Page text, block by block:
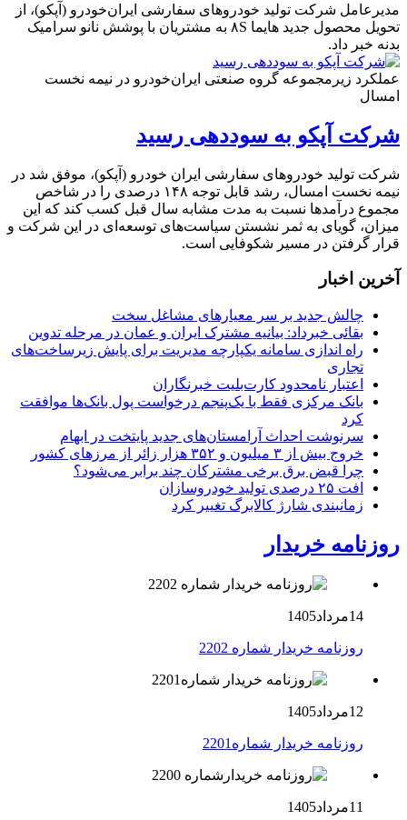
مدیرعامل شرکت تولید خودروهای سفارشی ایران‌خودرو (آپکو)، از
تحویل محصول جدید هایما ۸S به مشتریان با پوشش نانو سرامیک
بدنه خبر داد.
عملکرد زیرمجموعه گروه صنعتی ایران‌خودرو در نیمه نخست
امسال
شرکت آپکو به سوددهی رسید
شرکت تولید خودروهای سفارشی ایران خودرو (آپکو)، موفق شد در
نیمه نخست امسال، رشد قابل توجه ۱۴۸ درصدی را در شاخص
مجموع درآمدها نسبت به مدت مشابه سال قبل کسب کند که این
میزان، گویای به ثمر نشستن سیاست‌های توسعه‌ای در این شرکت و
قرار گرفتن در مسیر شکوفایی است.
آخرین اخبار
چالش جدید بر سر معیارهای مشاغل سخت
بقائی خبرداد: بیانیه مشترک ایران و عمان در مرحله تدوین
راه اندازی سامانه یکپارچه مدیریت برای پایش زیرساخت‌های
تجاری
اعتبار نامحدود کارت‌بلیت خبرنگاران
بانک مرکزی فقط با یک‌‎پنجم درخواست پول بانک‌ها موافقت
کرد
سرنوشت احداث آرامستان‌های جدید پایتخت در ابهام
خروج بیش از ۳ میلیون و ۳۵۲ هزار زائر از مرزهای کشور
چرا قبض برق برخی مشترکان چند برابر می‌شود؟
افت ۲۵ درصدی تولید خودروسازان
زمانبندی شارژ کالابرگ تغییر کرد
روزنامه خریدار
14مرداد1405
روزنامه خریدار شماره 2202
12مرداد1405
روزنامه خریدار شماره2201
11مرداد1405